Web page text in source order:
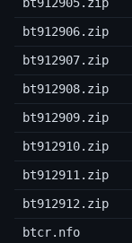
bt912905.zip
bt912906.zip
bt912907.zip
bt912908.zip
bt912909.zip
bt912910.zip
bt912911.zip
bt912912.zip
btcr.nfo